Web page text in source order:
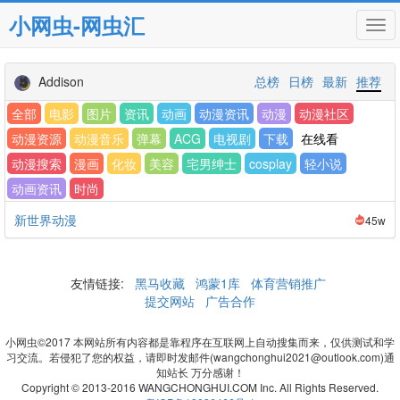
小网虫-网虫汇
Addison 推荐
最新
日榜
总榜
全部
电影 图片 资讯 动画 动漫资讯 动漫
动漫社区
动漫资源
动漫音乐 弹幕 ACG 电视剧 下载
在线看
动漫搜索
漫画 化妆 美容 宅男绅士 cosplay
轻小说
动画资讯
时尚
新世界动漫
45w
友情链接: 黑马收藏 鸿蒙1库 体育营销推广
提交网站
广告合作
小网虫©2017 本网站所有内容都是靠程序在互联网上自动搜集而来，仅供测试和学
习交流。若侵犯了您的权益，请即时发邮件(wangchonghui2021@outlook.com)通
知站长 万分感谢！
Copyright © 2013-2016 WANGCHONGHUI.COM Inc. All Rights Reserved.